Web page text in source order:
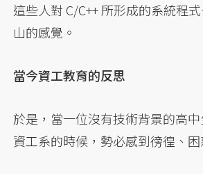
這些人對 C/C++ 所形成的系統程
山的感覺。
當今資工教育的反思
於是，當一位沒有技術背景的高
資工系的時候，勢必感到徬徨、困